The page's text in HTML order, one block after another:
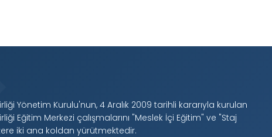
Yönetim Kurulu'nun, 4 Aralık 2009 tarihli kararıyla kurulan
Eğitim Merkezi çalışmalarını "Meslek İçi Eğitim" ve "Staj
iki ana koldan yürütmektedir.